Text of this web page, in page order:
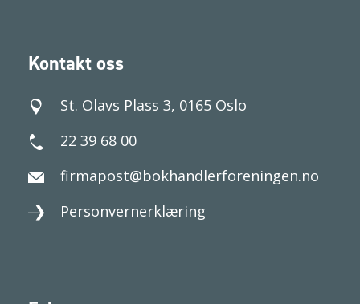
Kontakt oss
St. Olavs Plass 3, 0165 Oslo
22 39 68 00
firmapost@bokhandlerforeningen.no
Personvernerklæring